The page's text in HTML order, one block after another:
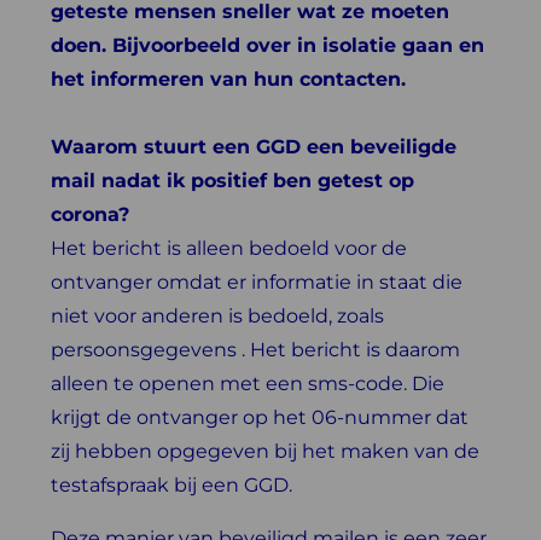
geteste mensen sneller wat ze moeten
doen. Bijvoorbeeld over in isolatie gaan en
het informeren van hun contacten.
Waarom stuurt een GGD een beveiligde
mail nadat ik positief ben getest op
corona?
Het bericht is alleen bedoeld voor de
ontvanger omdat er informatie in staat die
niet voor anderen is bedoeld, zoals
persoonsgegevens . Het bericht is daarom
alleen te openen met een sms-code. Die
krijgt de ontvanger op het 06-nummer dat
zij hebben opgegeven bij het maken van de
testafspraak bij een GGD.